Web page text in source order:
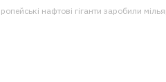
нафтові гіганти заробили